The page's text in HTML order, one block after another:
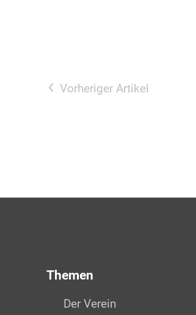
Vorheriger Artikel
Themen
Der Verein